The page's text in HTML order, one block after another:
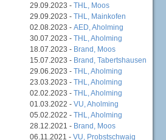
29.09.2023 - THL, Moos
29.09.2023 - THL, Mainkofen
02.08.2023 - AED, Aholming
30.07.2023 - THL, Aholming
18.07.2023 - Brand, Moos
15.07.2023 - Brand, Tabertshausen
29.06.2023 - THL, Aholming
23.03.2023 - THL, Aholming
02.02.2023 - THL, Aholming
01.03.2022 - VU, Aholming
05.02.2022 - THL, Aholming
28.12.2021 - Brand, Moos
06.11.2021 - VU, Probstschwaig